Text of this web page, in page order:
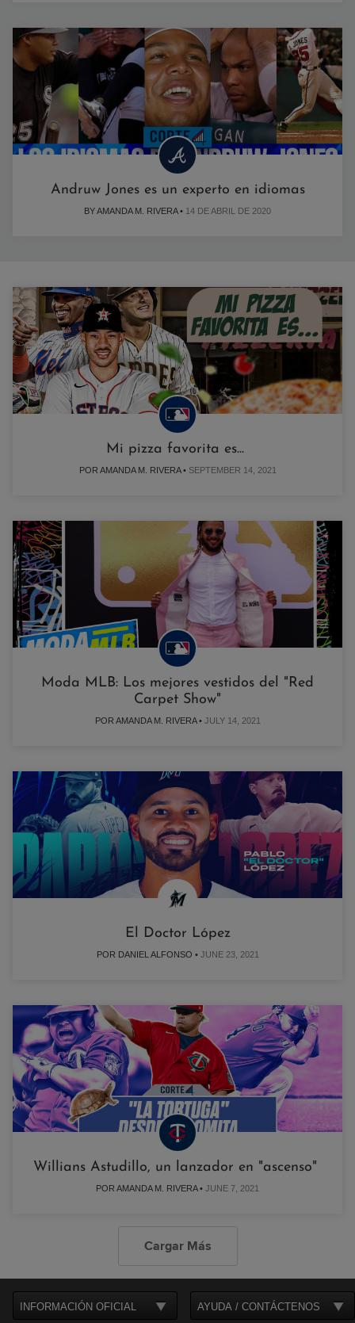
Andruw Jones es un experto en idiomas
BY AMANDA M. RIVERA • 14 DE ABRIL DE 2020
Mi pizza favorita es...
POR AMANDA M. RIVERA • SEPTEMBER 14, 2021
Moda MLB: Los mejores vestidos del "Red
Carpet Show"
POR AMANDA M. RIVERA • JULY 14, 2021
El Doctor López
POR DANIEL ALFONSO • JUNE 23, 2021
Willians Astudillo, un lanzador en "ascenso"
POR AMANDA M. RIVERA • JUNE 7, 2021
Cargar Más
INFORMACIÓN OFICIAL AYUDA / CONTÁCTENOS